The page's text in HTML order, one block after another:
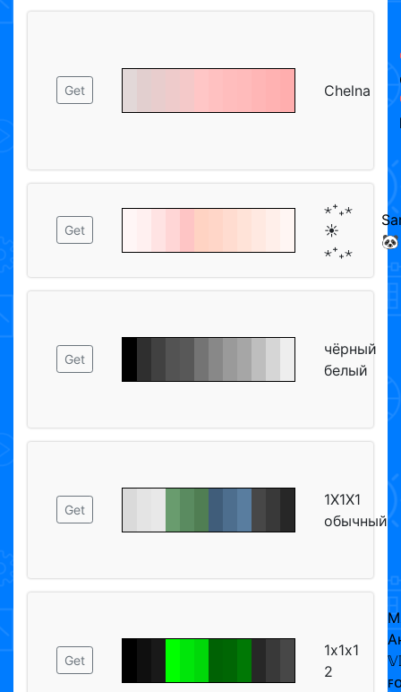
Get Chelna
Get
⋆⁺₊⋆
☀︎
⋆⁺₊⋆
🐼
Get
чёрный
белый
Get
1Х1Х1
обычный
Get
1х1х1
2